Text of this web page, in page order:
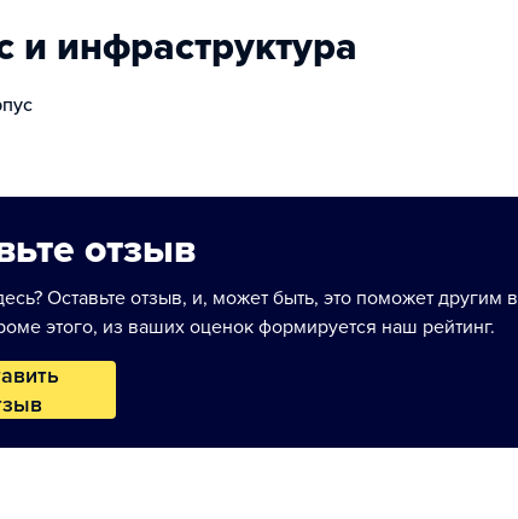
и инфраструктура
отзыв
Оставьте отзыв, и, может быть, это поможет другим в
этого, из ваших оценок формируется наш рейтинг.